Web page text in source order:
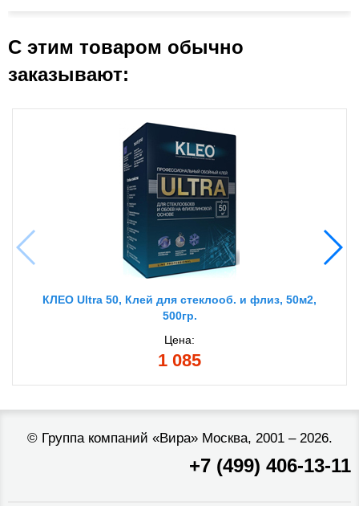
С этим товаром обычно
заказывают:
КЛЕО Ultra 50, Клей для стеклооб. и флиз, 50м2,
500гр.
Цена:
1 085
© Группа компаний «Вира»Москва, 2001 – 2026.
+7 (499) 406-13-11